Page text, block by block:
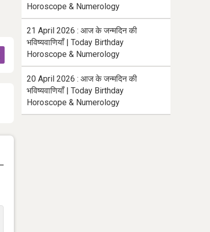
Horoscope & Numerology
21 April 2026 : आज के जन्मदिन की
भविष्यवाणियाँ | Today Birthday
Horoscope & Numerology
20 April 2026 : आज के जन्मदिन की
भविष्यवाणियाँ | Today Birthday
Horoscope & Numerology